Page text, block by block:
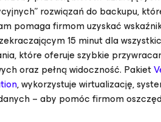
rozwiązań do backupu,
pomaga firmom uzyskać
15 minut dla
które oferuje szybkie
oraz pełną widoczność. Pakiet
, wykorzystuje wirtualizację,
– aby pomóc firmom